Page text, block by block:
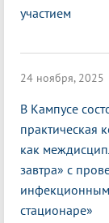
участием
24 ноября, 2025
В Кампусе
практическая
как
завтра» с
инфекционным
стационаре»